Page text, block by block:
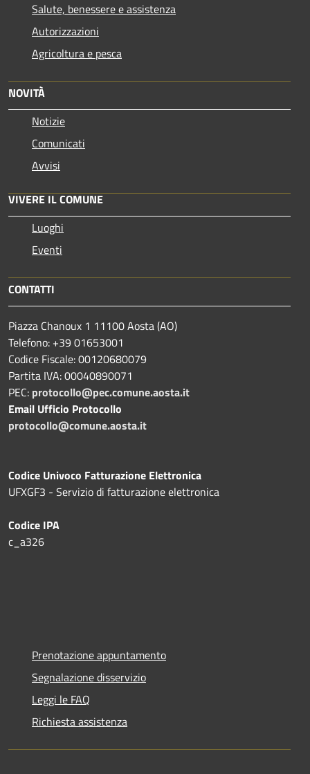
Salute, benessere e assistenza
Autorizzazioni
Agricoltura e pesca
NOVITÀ
Notizie
Comunicati
Avvisi
VIVERE IL COMUNE
Luoghi
Eventi
CONTATTI
Piazza Chanoux 1 11100 Aosta (AO)
Telefono: +39 01653001
Codice Fiscale: 00120680079
Partita IVA: 00040890071
PEC: protocollo@pec.comune.aosta.it
Email Ufficio Protocollo
protocollo@comune.aosta.it
Codice Univoco Fatturazione Elettronica
UFXGF3 - Servizio di fatturazione elettronica
Codice IPA
c_a326
Prenotazione appuntamento
Segnalazione disservizio
Leggi le FAQ
Richiesta assistenza